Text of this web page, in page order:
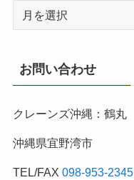
2007
月
別
釣
記
お問い合わせ
クレーンズ沖縄：鶴丸
沖縄県宜野湾市
TEL/FAX 098-953-2345